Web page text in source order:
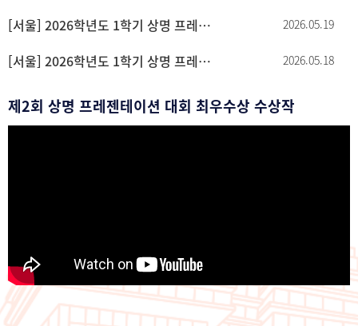
[서울] 2026학년도 1학기 상명 프레젠테이션대회(영어) 본선 진출자 안내 2026.05.19
[서울] 2026학년도 1학기 상명 프레젠테이션대회(국어) 본선 진출자 안내 2026.05.18
제2회 상명 프레젠테이션 대회 최우수상 수상작